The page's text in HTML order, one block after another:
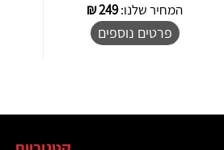
המחיר שלנו:249
₪
פרטים נוספים